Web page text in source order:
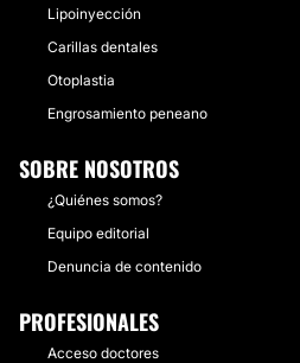
Lipoinyección
Carillas dentales
Otoplastia
Engrosamiento peneano
SOBRE NOSOTROS
¿Quiénes somos?
Equipo editorial
Denuncia de contenido
PROFESIONALES
Acceso doctores